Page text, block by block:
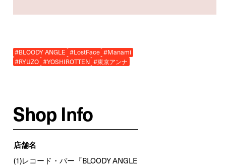
#BLOODY ANGLE #LostFace #Manami
#RYUZO #YOSHIROTTEN #東京アンナ
Shop Info
店舗名
(1)レコード・バー『BLOODY ANGLE